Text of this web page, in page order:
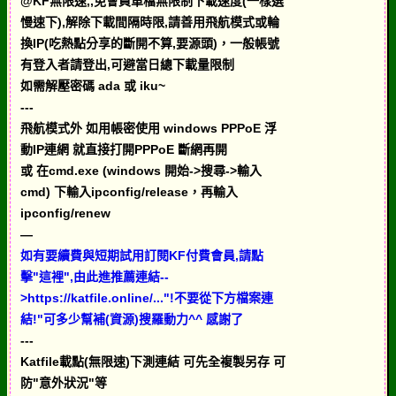
慢速下),解除下載間隔時限,請善用飛航模式或輪
換IP(吃熱點分享的斷開不算,要源頭)，一般帳號
有登入者請登出,可避當日總下載量限制
如需解壓密碼 ada 或 iku~
---
飛航模式外 如用帳密使用 windows PPPoE 浮
動IP連網 就直接打開PPPoE 斷網再開
或 在cmd.exe (windows 開始->搜尋->輸入
cmd) 下輸入ipconfig/release，再輸入
ipconfig/renew
—
如有要續費與短期試用訂閱KF付費會員,請點
擊"這裡",由此進推薦連結--
>https://katfile.online/..."!不要從下方檔案連
結!"可多少幫補(資源)搜羅動力^^ 感謝了
---
Katfile載點(無限速)下測連結 可先全複製另存 可
防"意外狀況"等